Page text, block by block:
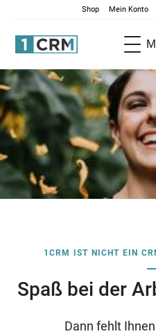
Shop Mein Konto
1CRM IST NICHT EIN
Spaß bei der
Dann fehlt